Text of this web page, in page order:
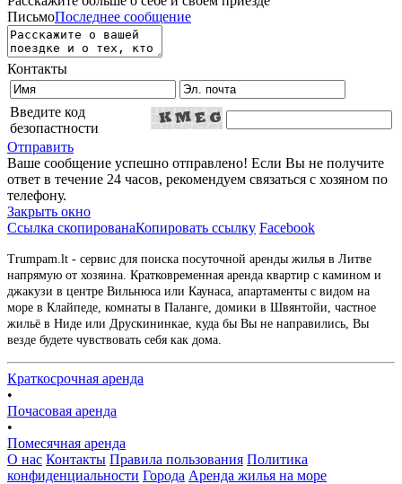
ПисьмоПоследнее сообщение
Контакты
Введите код
безопастности
Отправить
Ваше сообщение успешно отправлено! Если Вы не получите
ответ в течение 24 часов, рекомендуем связаться с хозяном по
телефону.
Закрыть окно
Ссылка скопированаКопировать ссылку Facebook
Trumpam.lt - сервис для поиска посуточной аренды жилья в Литве
напрямую от хозяина. Кратковременная аренда квартир с камином и
джакузи в центре Вильнюса или Каунаса, апартаменты с видом на
море в Клайпеде, комнаты в Паланге, домики в Швянтойи, частное
жильё в Ниде или Друскининкае, куда бы Вы не направились, Вы
везде будете чувствовать себя как дома.
Краткосрочная аренда
•
Почасовая аренда
•
Помесячная аренда
О нас Контакты Правила пользования Политика
конфиденциальности Города Аренда жилья на море